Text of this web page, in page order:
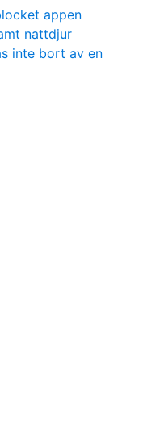
appen
nattdjur
inte bort av en